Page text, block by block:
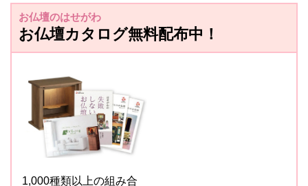
お仏壇のはせがわ
お仏壇カタログ無料配布中！
1,000種類以上の組み合